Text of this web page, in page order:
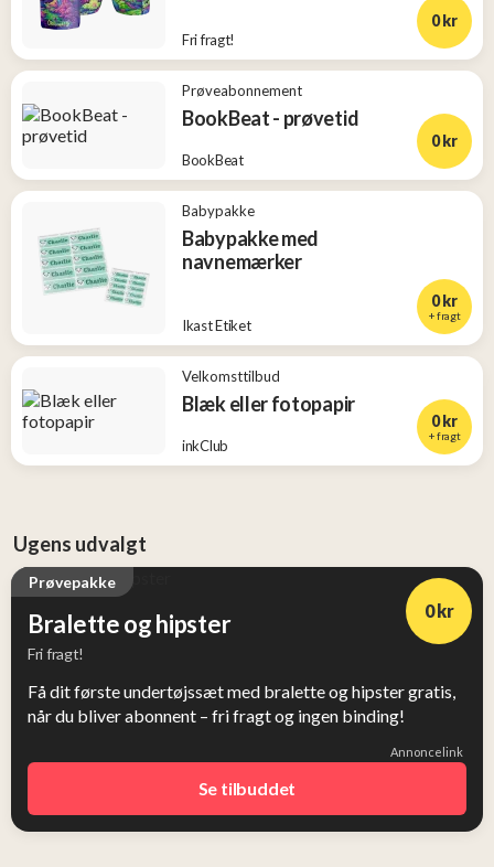
Fri fragt!
0 kr
Prøveabonnement
BookBeat - prøvetid
BookBeat
0 kr
Babypakke
Babypakke med
navnemærker
Ikast Etiket
0 kr
+ fragt
Velkomsttilbud
Blæk eller fotopapir
inkClub
0 kr
+ fragt
Ugens udvalgt
Prøvepakke
Bralette og hipster
Fri fragt!
0 kr
Få dit første undertøjssæt med bralette og hipster gratis,
når du bliver abonnent – fri fragt og ingen binding!
Annoncelink
Se tilbuddet